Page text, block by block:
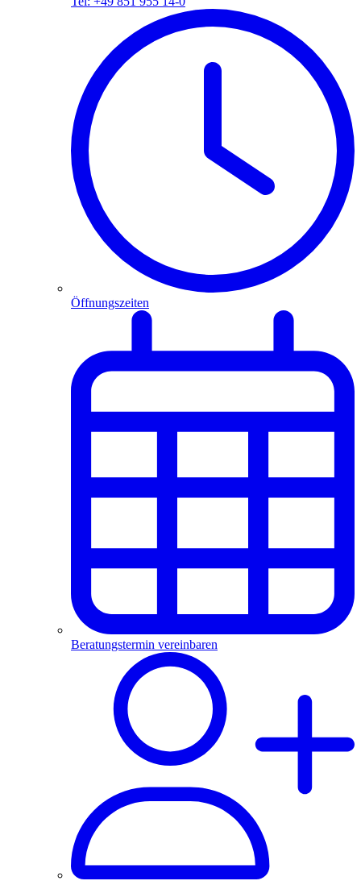
Öffnungszeiten
Beratungstermin vereinbaren